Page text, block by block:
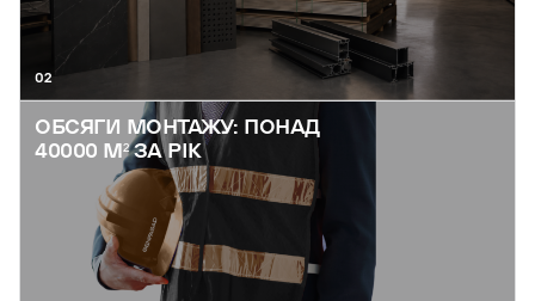
02
ОБСЯГИ МОНТАЖУ: ПОНАД
40000 М² ЗА РІК